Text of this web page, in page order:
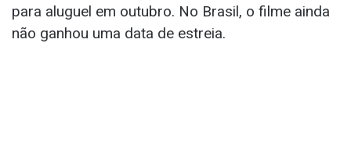
para aluguel em outubro. No Brasil, o filme ainda
não ganhou uma data de estreia.